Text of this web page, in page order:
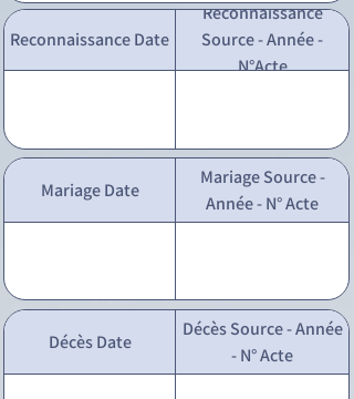
Reconnaissance Date
Reconnaissance
Source - Année -
N°Acte
Mariage Date
Mariage Source -
Année - N° Acte
Décès Date
Décès Source - Année
- N° Acte